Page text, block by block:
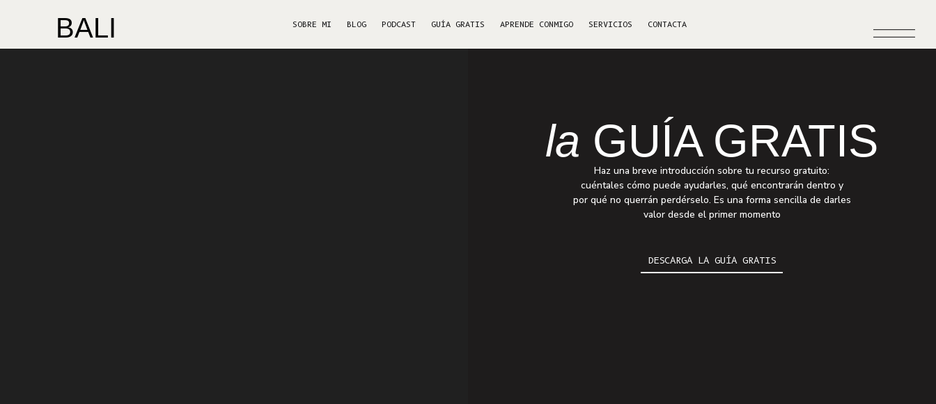
BALI SOBRE MI BLOG PODCAST GUÍA GRATIS APRENDE CONMIGO SERVICIOS CONTACTA
la GUÍA GRATIS
Haz una breve introducción sobre tu recurso gratuito:
cuéntales cómo puede ayudarles, qué encontrarán dentro y
por qué no querrán perdérselo. Es una forma sencilla de darles
valor desde el primer momento
DESCARGA LA GUÍA GRATIS